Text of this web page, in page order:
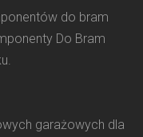
do bram
Do Bram
garażowych dla